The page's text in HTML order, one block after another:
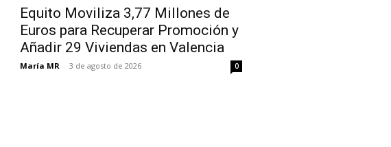
Equito Moviliza 3,77 Millones de
Euros para Recuperar Promoción y
Añadir 29 Viviendas en Valencia
María MR - 3 de agosto de 2026 0